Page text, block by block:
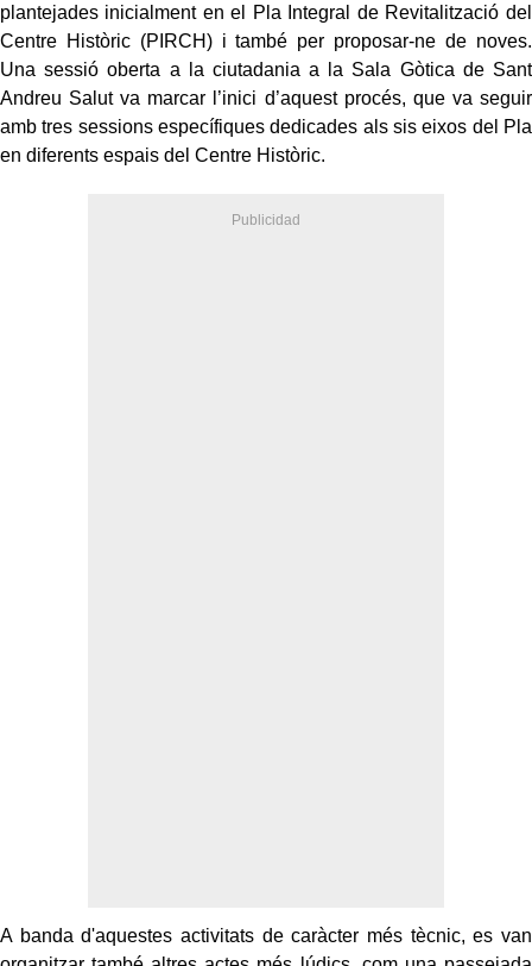
plantejades inicialment en el Pla Integral de Revitalització del
Centre Històric (PIRCH) i també per proposar-ne de noves.
Una sessió oberta a la ciutadania a la Sala Gòtica de Sant
Andreu Salut va marcar l’inici d’aquest procés, que va seguir
amb tres sessions específiques dedicades als sis eixos del Pla
en diferents espais del Centre Històric.
A banda d'aquestes activitats de caràcter més tècnic, es van